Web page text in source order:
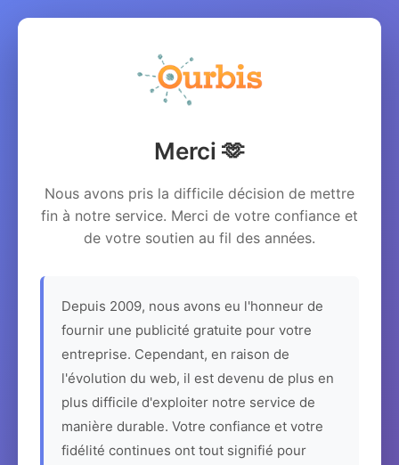
Merci 🫶
Nous avons pris la difficile décision de mettre
fin à notre service. Merci de votre confiance et
de votre soutien au fil des années.
Depuis 2009, nous avons eu l'honneur de
fournir une publicité gratuite pour votre
entreprise. Cependant, en raison de
l'évolution du web, il est devenu de plus en
plus difficile d'exploiter notre service de
manière durable. Votre confiance et votre
fidélité continues ont tout signifié pour